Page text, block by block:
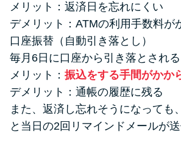
メリット：返済日を忘れにくい
デメリット：ATMの利用手数料が
口座振替（自動引き落とし）
毎月6日に口座から引き落とされる
メリット： 振込をする手間がかか
デメリット：通帳の履歴に残る
また、返済し忘れそうになっても
と当日の2回リマインドメールが送